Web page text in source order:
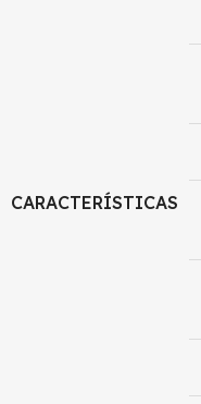
CARACTERÍSTICAS